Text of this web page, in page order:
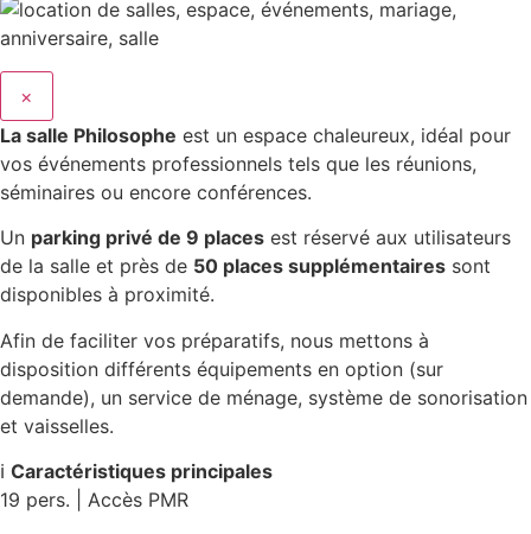
×
La salle Philosophe est un espace chaleureux, idéal pour
vos événements professionnels tels que les réunions,
séminaires ou encore conférences.
Un parking privé de 9 places est réservé aux utilisateurs
de la salle et près de 50 places supplémentaires sont
disponibles à proximité.
Afin de faciliter vos préparatifs, nous mettons à
disposition différents équipements en option (sur
demande), un service de ménage, système de sonorisation
et vaisselles.
ℹ️ Caractéristiques principales
19 pers. | Accès PMR